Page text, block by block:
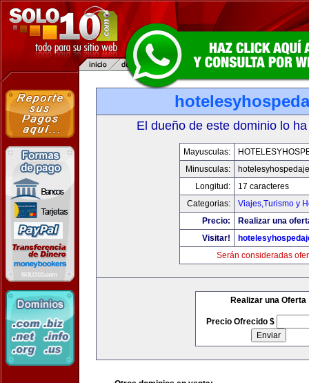
El dueño de este dominio lo
Mayusculas:
Minusculas:
Longitud:
17 caracteres
Categorias:
Viajes,Turismo y
Precio:
Realizar una
Visitar!
Serán consideradas
Realizar una Oferta
Precio Ofrecido $